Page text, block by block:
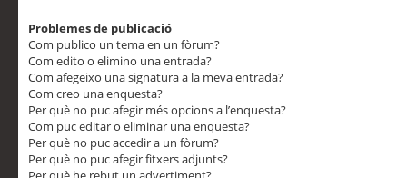
Problemes de publicació
Com publico un tema en un fòrum?
Com edito o elimino una entrada?
Com afegeixo una signatura a la meva entrada?
Com creo una enquesta?
Per què no puc afegir més opcions a l’enquesta?
Com puc editar o eliminar una enquesta?
Per què no puc accedir a un fòrum?
Per què no puc afegir fitxers adjunts?